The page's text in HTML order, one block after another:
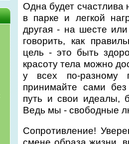
Одна будет счастлива
в парке и легкой
другая - на шесте
говорить, как
цель - это быть
красоту тела можно
у всех по-разному
принимайте сами
путь и свои идеалы,
Ведь мы - свободные
Сопротивление!